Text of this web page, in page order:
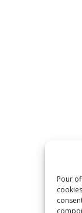
Pour